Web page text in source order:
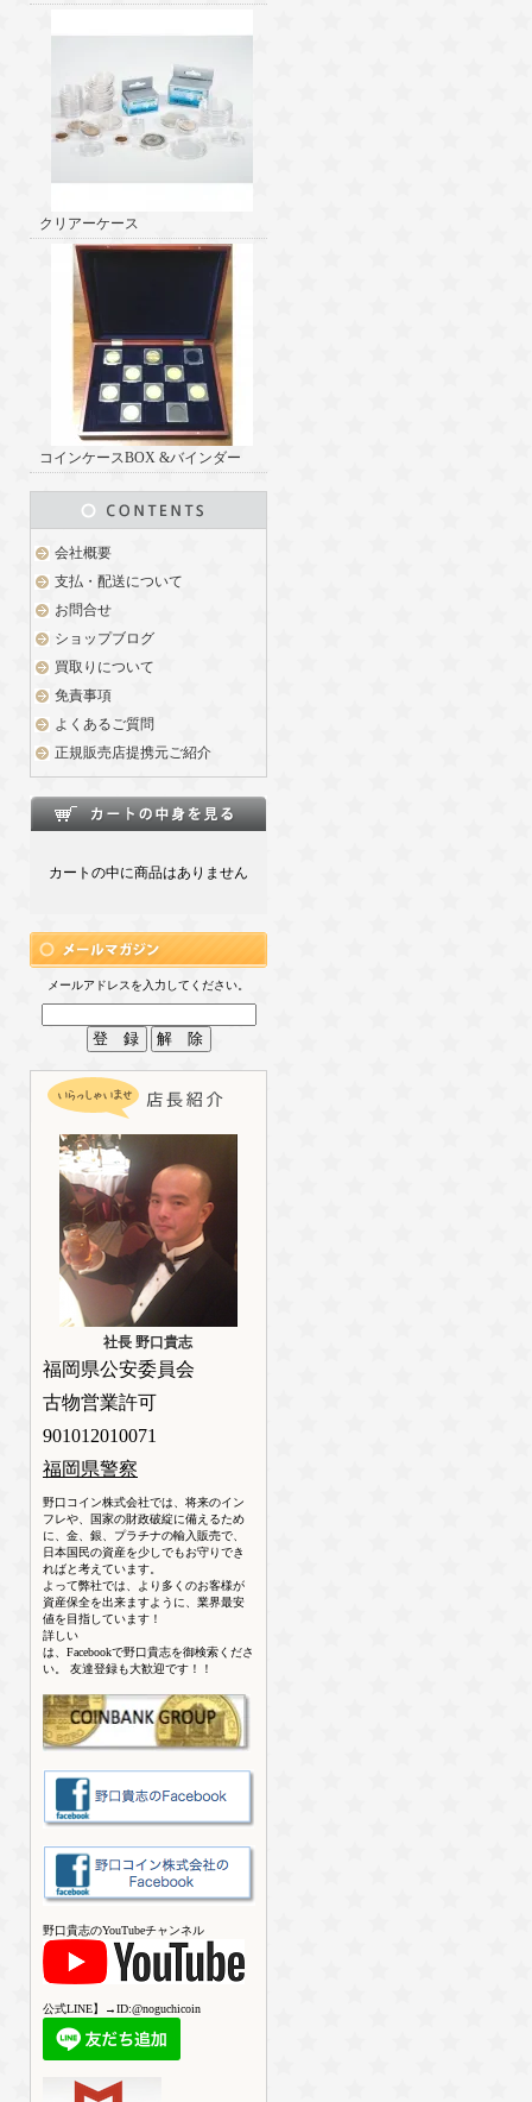
クリアーケース
コインケースBOX &バインダー
会社概要
支払・配送について
お問合せ
ショップブログ
買取りについて
免責事項
よくあるご質問
正規販売店提携元ご紹介
カートの中に商品はありません
メールアドレスを入力してください。
社長 野口貴志
福岡県公安委員会
古物営業許可
901012010071
福岡県警察
野口コイン株式会社では、将来のイン
フレや、国家の財政破綻に備えるため
に、金、銀、プラチナの輸入販売で、
日本国民の資産を少しでもお守りでき
ればと考えています。
よって弊社では、より多くのお客様が
資産保全を出来ますように、業界最安
値を目指しています！
詳しい
は、Facebookで野口貴志を御検索くださ
い。 友達登録も大歓迎です！！
野口貴志のYouTubeチャンネル
公式LINE】→ID:@noguchicoin